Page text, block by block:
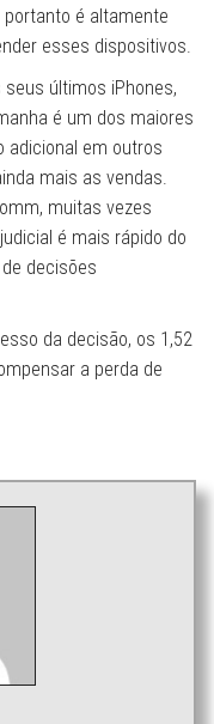
portanto é altamente
esses dispositivos.
últimos iPhones,
é um dos maiores
adicional em outros
mais as vendas.
muitas vezes
é mais rápido do
decisões
da decisão, os 1,52
a perda de